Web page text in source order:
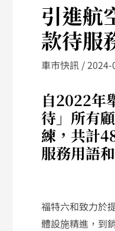
引進航
款待服
車市快訊 /2024-
自2022年
待」所有
練，共計
服務用語
福特六和致力於
體設施精進，到